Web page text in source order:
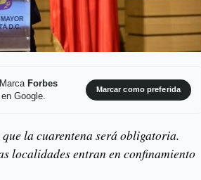
Forbes
Google.
Marcar como preferida
la cuarentena será obligatoria.
localidades entran en confinamiento